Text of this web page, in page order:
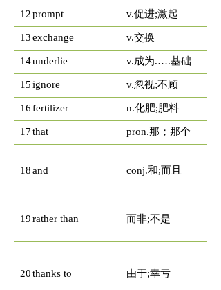
12prompt v.促进;激起
13exchange v.交换
14underlie v.成为.….基础
15ignore v.忽视;不顾
16fertilizer n.化肥;肥料
17that pron.那；那个
18and conj.和;而且
19rather than 而非;不是
20thanks to 由于;幸亏